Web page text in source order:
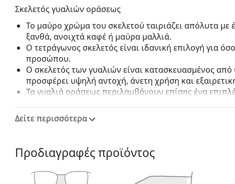
Σκελετός γυαλιών οράσεως
Το μαύρο χρώμα του σκελετού ταιριάζει απόλυτα με
ξανθά, ανοιχτά καφέ ή μαύρα μαλλιά.
Ο τετράγωνος σκελετός είναι ιδανική επιλογή για
προσώπου.
Ο σκελετός των γυαλιών είναι κατασκευασμένος
προσφέρει υψηλή αντοχή, άνετη χρήση και
Τα γυαλιά οράσεως περιλαμβάνουν επίσης ένα
του σκελετού και η τοποθέτησή του είναι πολύ
θετικές διόπτρες, είναι απαραίτητο να επιλέξετε
σκελετό.
Τα γυαλιά γυαλιά με περίγραμμα σκελετού έχουν
αποτελούνται από μπροστινό σκελετό και ένα
συμπληρώσουν το στυλ σας χάρη στον
Δείτε περισσότερα
Προδιαγραφές προϊόντος